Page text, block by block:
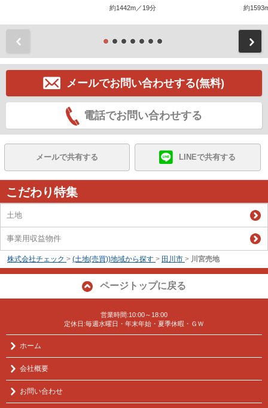
約1442m／19分 約
メールでお問い合わせする(無料)
電話でお問い合わせする
メールで共有する LINEで共有する
こだわり特集
土地
事業用収益物件
株式会社チェック > (土地(売買))地域から探す > 田川市 > 川宮売地
ページトップに戻る
営業時間:10:00～18:00
定休日:毎週水曜日・年末年始・夏季休暇・ＧＷ
ホーム
会社概要
お問い合わせ